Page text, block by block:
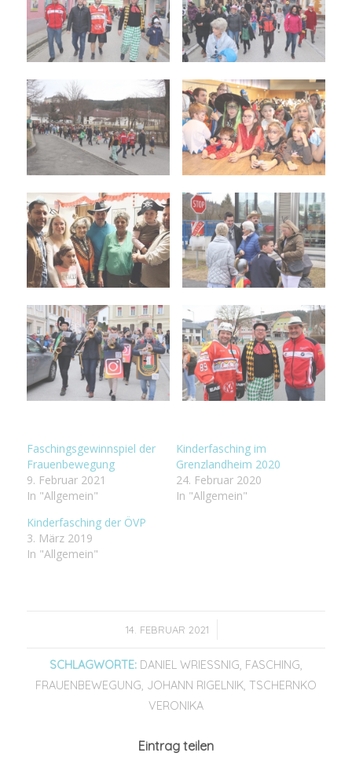
Faschingsgewinnspiel der
Frauenbewegung
9. Februar 2021
In "Allgemein"
Kinderfasching im
Grenzlandheim 2020
24. Februar 2020
In "Allgemein"
Kinderfasching der ÖVP
3. März 2019
In "Allgemein"
14. FEBRUAR 2021
/
SCHLAGWORTE: DANIEL WRIESSNIG, FASCHING,
FRAUENBEWEGUNG, JOHANN RIGELNIK, TSCHERNKO
VERONIKA
Eintrag teilen